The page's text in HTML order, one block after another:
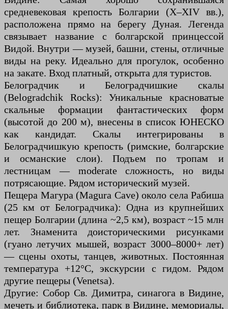
средневековая крепость Болгарии (X–XIV вв.),
расположена прямо на берегу Дуная. Легенда
связывает название с болгарской принцессой
Видой. Внутри — музей, башни, стены, отличные
виды на реку. Идеально для прогулок, особенно
на закате. Вход платный, открыта для туристов.
Белоградчик и Белоградчишкие скалы
(Belogradchik Rocks): Уникальные красноватые
скальные формации фантастических форм
(высотой до 200 м), внесены в список ЮНЕСКО
как кандидат. Скалы интегрированы в
Белоградчишкую крепость (римские, болгарские
и османские слои). Подъем по тропам и
лестницам — moderate сложность, но виды
потрясающие. Рядом исторический музей.
Пещера Магура (Magura Cave) около села Рабиша
(25 км от Белоградчика): Одна из крупнейших
пещер Болгарии (длина ~2,5 км), возраст ~15 млн
лет. Знаменита доисторическими рисунками
(гуано летучих мышей, возраст 3000–8000+ лет)
— сцены охоты, танцев, животных. Постоянная
температура +12°C, экскурсии с гидом. Рядом
другие пещеры (Venetsa).
Другие: Собор Св. Димитра, синагога в Видине,
мечеть и библиотека, парк в Видине, мемориалы,